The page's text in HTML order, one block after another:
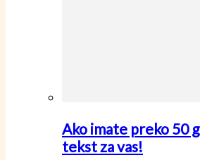
Ako imate preko 50
tekst za vas!